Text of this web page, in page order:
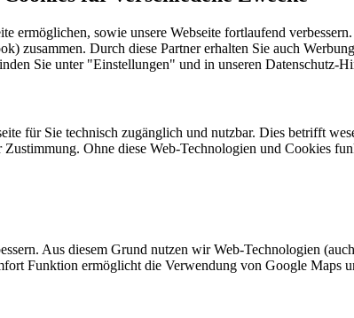
ermöglichen, sowie unsere Webseite fortlaufend
zusammen. Durch diese Partner erhalten Sie auch
Sie unter "Einstellungen" und in unseren Datenschutz-
für Sie technisch zugänglich und nutzbar. Dies betrifft
Ohne diese Web-Technologien und Cookies
Aus diesem Grund nutzen wir Web-Technologien
Funktion ermöglicht die Verwendung von Google Maps